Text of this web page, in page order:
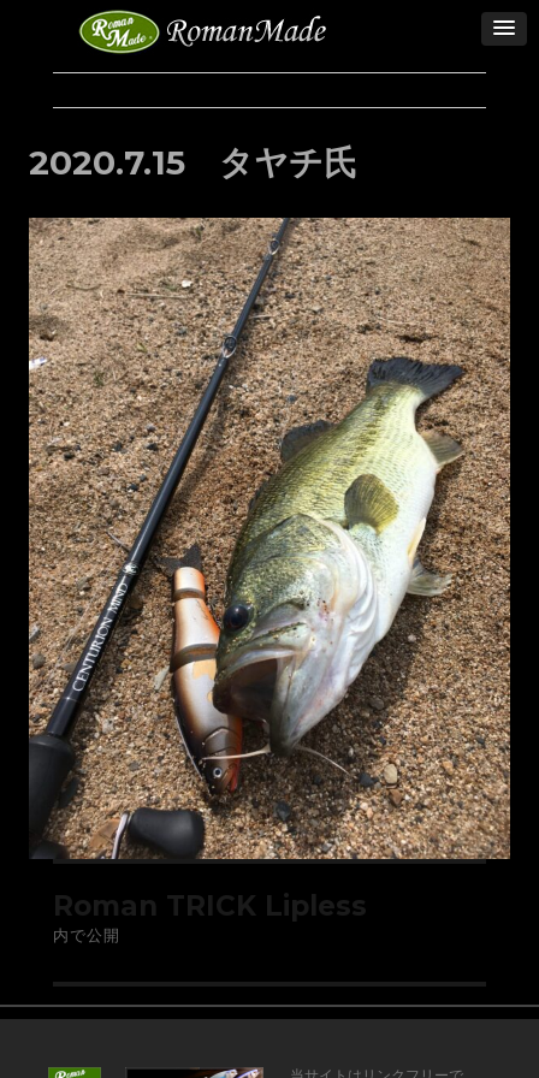
2020.7.15 タヤチ氏
Roman TRICK Lipless
内で公開